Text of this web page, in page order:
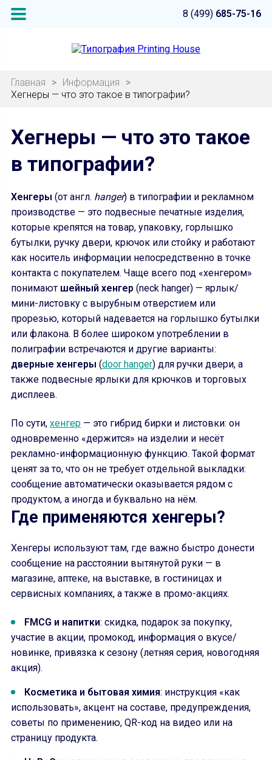
8 (499) 685-75-16
Главная > Информация
>
Хегнеры — что это такое в типографии?
Хегнеры — что это такое
в типографии?
Хенгеры (от англ. hanger) в типографии и рекламном
производстве — это подвесные печатные изделия,
которые крепятся на товар, упаковку, горлышко
бутылки, ручку двери, крючок или стойку и работают
как носитель информации непосредственно в точке
контакта с покупателем. Чаще всего под «хенгером»
понимают шейный хенгер (neck hanger) — ярлык/
мини-листовку с вырубным отверстием или
прорезью, который надевается на горлышко бутылки
или флакона. В более широком употреблении в
полиграфии встречаются и другие варианты:
дверные хенгеры (door hanger) для ручки двери, а
также подвесные ярлыки для крючков и торговых
дисплеев.
По сути, хенгер — это гибрид бирки и листовки: он
одновременно «держится» на изделии и несёт
рекламно-информационную функцию. Такой формат
ценят за то, что он не требует отдельной выкладки:
сообщение автоматически оказывается рядом с
продуктом, а иногда и буквально на нём.
Где применяются хенгеры?
Хенгеры используют там, где важно быстро донести
сообщение на расстоянии вытянутой руки — в
магазине, аптеке, на выставке, в гостиницах и
сервисных компаниях, а также в промо-акциях.
FMCG и напитки: скидка, подарок за покупку,
участие в акции, промокод, информация о вкусе/
новинке, привязка к сезону (летняя серия, новогодняя
акция).
Косметика и бытовая химия: инструкция «как
использовать», акцент на составе, предупреждения,
советы по применению, QR-код на видео или на
страницу продукта.